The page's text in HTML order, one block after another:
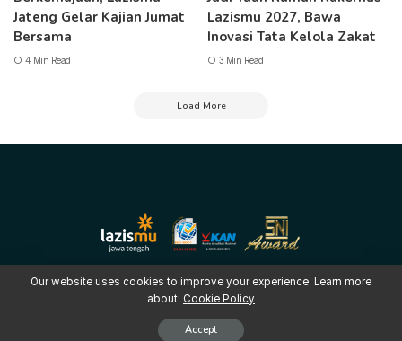
Jateng Gelar Kajian Jumat
Bersama
4 Min Read
Lazismu 2027, Bawa
Inovasi Tata Kelola Zakat
3 Min Read
Load More
Copyright © 2025 LAZISMU Pimpinan Wilayah Muhammadiyah Jawa
Tengah
Our website uses cookies to improve your experience. Learn more
about: Cookie Policy
Accept